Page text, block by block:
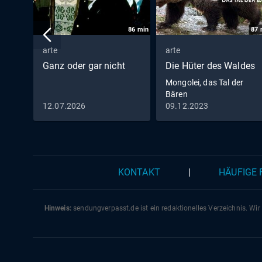
86 min
arte
Ganz oder gar nicht
12.07.2026
87
arte
Die Hüter des Waldes
Mongolei, das Tal der
Bären
09.12.2023
KONTAKT HÄUFIGE
Hinweis:sendungverpasst.deist ein redaktionelles Verzeichnis. Wir